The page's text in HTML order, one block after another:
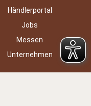
Händlerportal
Jobs
Messen
Unternehmen